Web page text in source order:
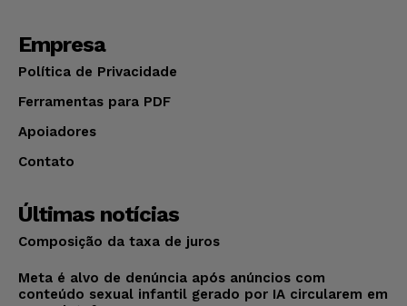
Empresa
Política de Privacidade
Ferramentas para PDF
Apoiadores
Contato
Últimas notícias
Composição da taxa de juros
Meta é alvo de denúncia após anúncios com
conteúdo sexual infantil gerado por IA circularem em